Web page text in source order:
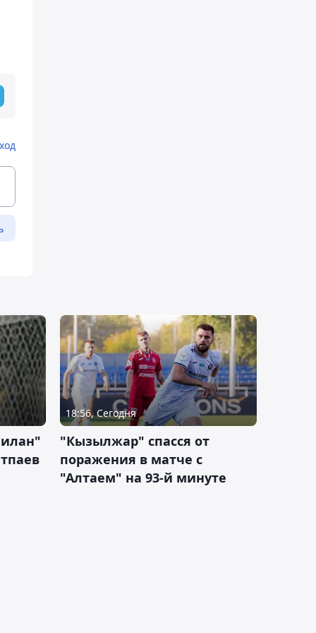
18:56, Сегодня
"Кызылжар" спасся от
поражения в матче с
"Алтаем" на 93-й минуте